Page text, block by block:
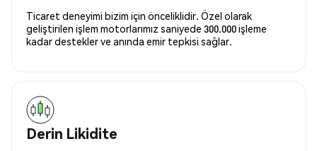
Ticaret deneyimi bizim için önceliklidir. Özel olarak
geliştirilen işlem motorlarımız saniyede 300.000 işleme
kadar destekler ve anında emir tepkisi sağlar.
Derin Likidite